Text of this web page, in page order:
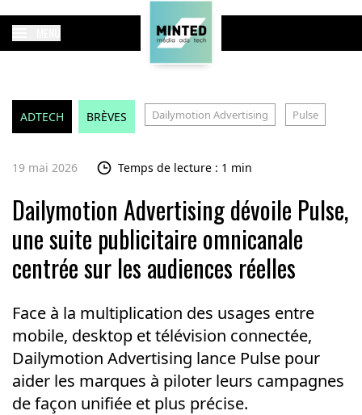
ADTECH BRÈVES Dailymotion Advertising Pulse
19 mai 2026 Temps de lecture : 1 min
Dailymotion Advertising dévoile Pulse,
une suite publicitaire omnicanale
centrée sur les audiences réelles
Face à la multiplication des usages entre
mobile, desktop et télévision connectée,
Dailymotion Advertising lance Pulse pour
aider les marques à piloter leurs campagnes
de façon unifiée et plus précise.